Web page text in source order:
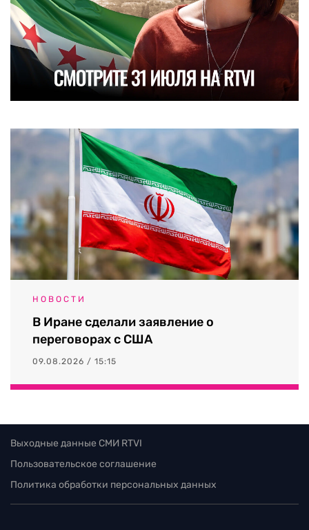
НОВОСТИ
В Иране сделали заявление о
переговорах с США
09.08.2026 / 15:15
Выходные данные СМИ RTVI
Пользовательское соглашение
Политика обработки персональных данных